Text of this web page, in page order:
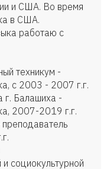
и США. Во время
в США.
работаю с
техникум -
с 2003 - 2007 г.г.
Балашиха -
2007-2019 г.г.
социокультурной